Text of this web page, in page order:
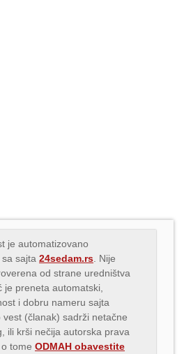
je automatizovano
sajta 24sedam.rs . Nije
od strane uredništva
je preneta automatski,
i dobru nameru sajta
vest (članak) sadrži netačne
ili krši nečija autorska prava
tome ODMAH obavestite